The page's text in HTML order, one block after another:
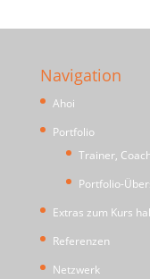
Navigation
Ahoi
Portfolio
Trainer,
Portfolio-
Extras zum Kurs
Referenzen
Netzwerk